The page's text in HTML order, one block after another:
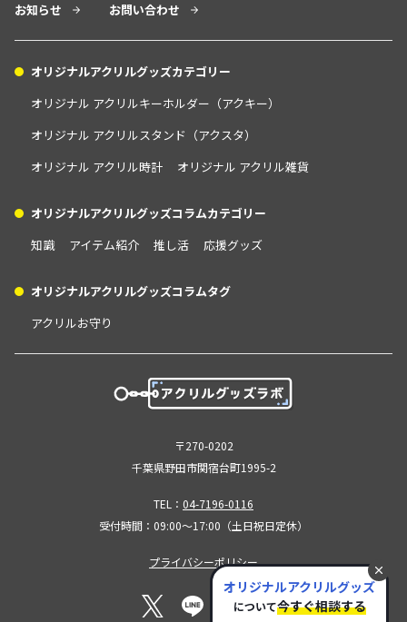
オリジナルアクリルグッズ
について今すぐ相談する
お知らせ
お問い合わせ
オリジナルアクリルグッズカテゴリー
オリジナル アクリルキーホルダー（アクキー）
オリジナル アクリルスタンド（アクスタ）
オリジナル アクリル時計
オリジナル アクリル雑貨
オリジナルアクリルグッズコラムカテゴリー
知識
アイテム紹介 推し活 応援グッズ
オリジナルアクリルグッズコラムタグ
アクリルお守り
〒270-0202
千葉県野田市関宿台町1995-2
TEL： 04-7196-0116
受付時間：09:00～17:00（土日祝日定休）
プライバシーポリシー